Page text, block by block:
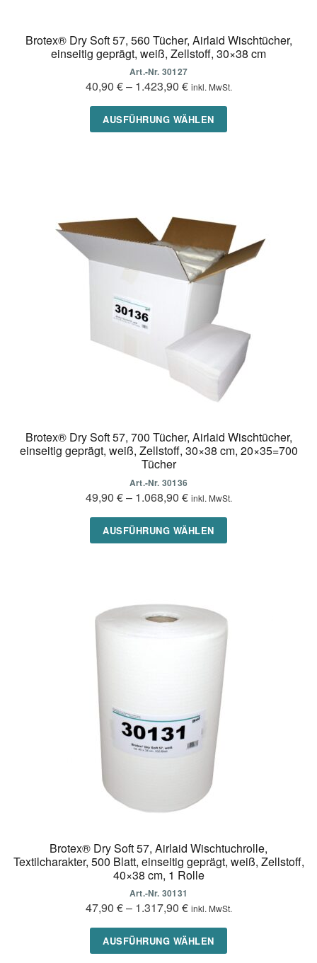
Brotex® Dry Soft 57, 560 Tücher, Airlaid Wischtücher,
einseitig geprägt, weiß, Zellstoff, 30×38 cm
Art.-Nr. 30127
40,90 €– 1.423,90 € inkl. MwSt.
AUSFÜHRUNG WÄHLEN
Produkt
Die
Optionen
können
auf
gewählt
werden
Brotex® Dry Soft 57, 700 Tücher, Airlaid Wischtücher,
einseitig geprägt, weiß, Zellstoff, 30×38 cm, 20×35=700
Tücher
Art.-Nr. 30136
49,90 €– 1.068,90 € inkl. MwSt.
AUSFÜHRUNG WÄHLEN
Produkt
Optionen
Brotex® Dry Soft 57, Airlaid Wischtuchrolle,
Textilcharakter, 500 Blatt, einseitig geprägt, weiß, Zellstoff,
40×38 cm, 1 Rolle
Art.-Nr. 30131
47,90 €– 1.317,90 € inkl. MwSt.
AUSFÜHRUNG WÄHLEN
Produkt